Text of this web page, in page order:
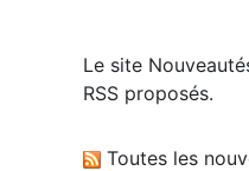
Le site
RSS proposés.
Toutes les